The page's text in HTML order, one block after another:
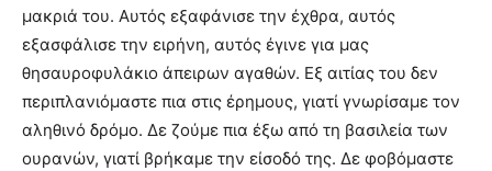
μακριά του. Αυτός εξαφάνισε την έχθρα, αυτός
εξασφάλισε την ειρήνη, αυτός έγινε για μας
θησαυροφυλάκιο άπειρων αγαθών. Εξ αιτίας του δεν
περιπλανιόμαστε πια στις έρημους, γιατί γνωρίσαμε τον
αληθινό δρόμο. Δε ζούμε πια έξω από τη βασιλεία των
ουρανών, γιατί βρήκαμε την είσοδό της. Δε φοβόμαστε